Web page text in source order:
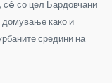
сé со цел Бардовчани
домување како и
средини на